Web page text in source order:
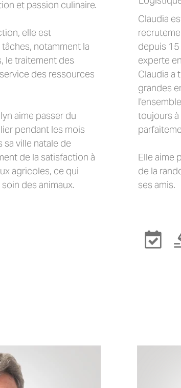
et passion culinaire.
elle est
notamment la
le traitement des
des ressources
aime passer du
pendant les mois
sa ville natale de
de la satisfaction à
agricoles, ce qui
des animaux.
Claudia
depuis
experte
Claudia a
grandes
toujours
Elle aime
de la
ses amis.